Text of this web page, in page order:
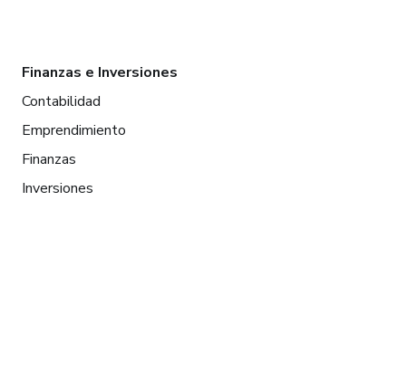
Finanzas e Inversiones
Contabilidad
Emprendimiento
Finanzas
Inversiones